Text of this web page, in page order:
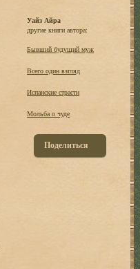
Уайз Айра
другие книги автора:
Бывший будущий муж
Всего один взгляд
Испанские страсти
Мольба о чуде
Поделиться